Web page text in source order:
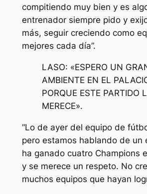
compitiendo muy bien y es
entrenador siempre pido y
más, seguir creciendo como
mejores cada día”.
LASO: «ESPERO UN
AMBIENTE EN EL
PORQUE ESTE PARTIDO
MERECE».
“Lo de ayer del equipo de
pero estamos hablando de un
ha ganado cuatro Champions
y se merece un respeto. No
muchos equipos que hayan